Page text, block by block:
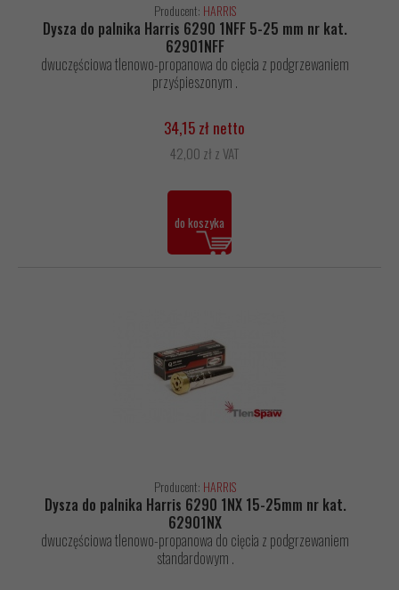
Producent: HARRIS
Dysza do palnika Harris 6290 1NFF 5-25 mm nr kat.
62901NFF
dwuczęściowa tlenowo-propanowa do cięcia z podgrzewaniem
przyśpieszonym .
34,15 zł netto
42,00 zł z VAT
do koszyka
Producent: HARRIS
Dysza do palnika Harris 6290 1NX 15-25mm nr kat.
62901NX
dwuczęściowa tlenowo-propanowa do cięcia z podgrzewaniem
standardowym .